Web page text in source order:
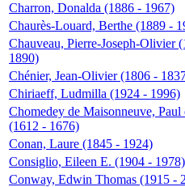
Charron, Donalda (1886 - 1967)
Chaurès-Louard, Berthe (1889 -
Chauveau, Pierre-Joseph-Olivier
1890)
Chénier, Jean-Olivier (1806 -
Chiriaeff, Ludmilla (1924 - 1996)
Chomedey de Maisonneuve, Paul
(1612 - 1676)
Conan, Laure (1845 - 1924)
Consiglio, Eileen E. (1904 - 1978)
Conway, Edwin Thomas (1915 -